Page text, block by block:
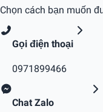
Chọn cách bạn muốn
Gọi điện thoại
0971899466
Chat Zalo